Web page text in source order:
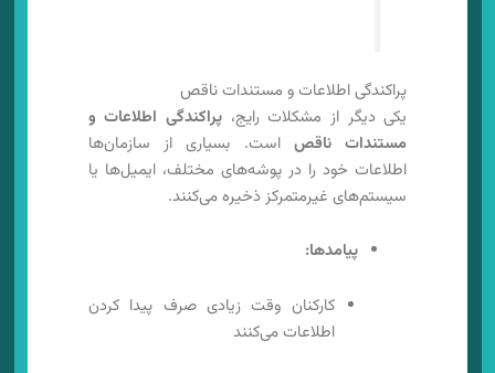
پراکندگی اطلاعات و مستندات ناقص
یکی دیگر از مشکلات رایج، پراکندگی اطلاعات و
مستندات ناقص است. بسیاری از سازمان‌ها
اطلاعات خود را در پوشه‌های مختلف، ایمیل‌ها یا
سیستم‌های غیرمتمرکز ذخیره می‌کنند.
پیامدها:
کارکنان وقت زیادی صرف پیدا کردن
اطلاعات می‌کنند